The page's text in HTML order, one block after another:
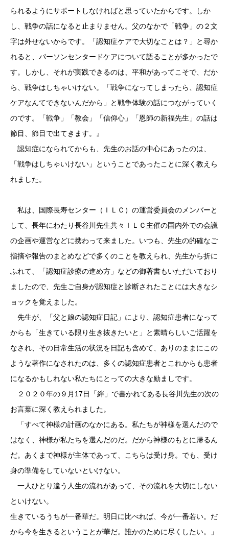
られるようにサポートしなければと思っていたからです。しか
し、戦争の話になると止まりません。父のなかで「戦争」の２文
字は外せないからです。「認知症ケアで大切なことは？」と尋か
れると、パーソンセンタードケアについて語ることが多かったで
す。しかし、それが実践できるのは、平和があってこそで、だか
ら、戦争はしちゃいけない。「戦争になってしまったら、認知症
ケアなんてできないんだから」と戦争体験の話につながっていく
のです。「戦争」「教会」「信仰心」「恩師の新福先生」の話は
節目、節目で出てきます。』
認知症になられてからも、先生のお話の中心にあったのは、
「戦争はしちゃいけない」ということであったことに深く教えら
れました。
私は、国際長寿センター（ＩＬＣ）の運営委員会のメンバーと
して、長年にわたり長谷川先生共々ＩＬＣ主催の国内外での会議
の企画や運営などに携わって来ました。いつも、先生の的確なご
指摘や報告のまとめなどで多くのことを教えられ、先生から折に
ふれて、「認知症診療の進め方」などの御著書もいただいており
ましたので、先生ご自身が認知症と診断されたことには大きなシ
ョックを覚えました。
先生が、「父と娘の認知症日記」により、認知症患者になって
からも「生きている限り生き抜きたいと」と素晴らしいご活躍を
なされ、その日常生活の状況を日記も含めて、ありのままにこの
ような著作になされたのは、多くの認知症患者とこれからも患者
になるかもしれない私たちにとっての大きな励ましです。
２０２０年の９月17日「絆」で書かれてある長谷川先生の次の
お言葉に深く教えられました。
「すべて神様の計画のなかにある。私たちが神様を選んだので
はなく、神様が私たちを選んだのだ。だから神様のもとに帰るん
だ。あくまで神様が主体であって、こちらは受け身。でも、受け
身の準備をしていないといけない。
一人ひとり違う人生の流れがあって、その流れを大切にしない
といけない。
生きているうちが一番華だ。明日に比べれば、今が一番若い。だ
から今を生きるということが華だ。誰かのために尽くしたい。」